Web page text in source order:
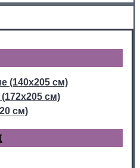
(140х205 см)
см)
см)